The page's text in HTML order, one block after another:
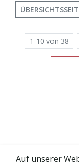
Auf unserer
1-10 von 38